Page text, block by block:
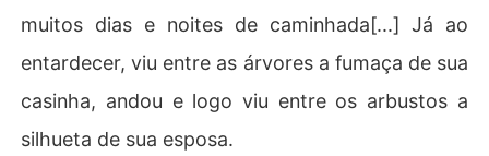
muitos dias e noites de caminhada[...] Já ao
entardecer, viu entre as árvores a fumaça de sua
casinha, andou e logo viu entre os arbustos a
silhueta de sua esposa.